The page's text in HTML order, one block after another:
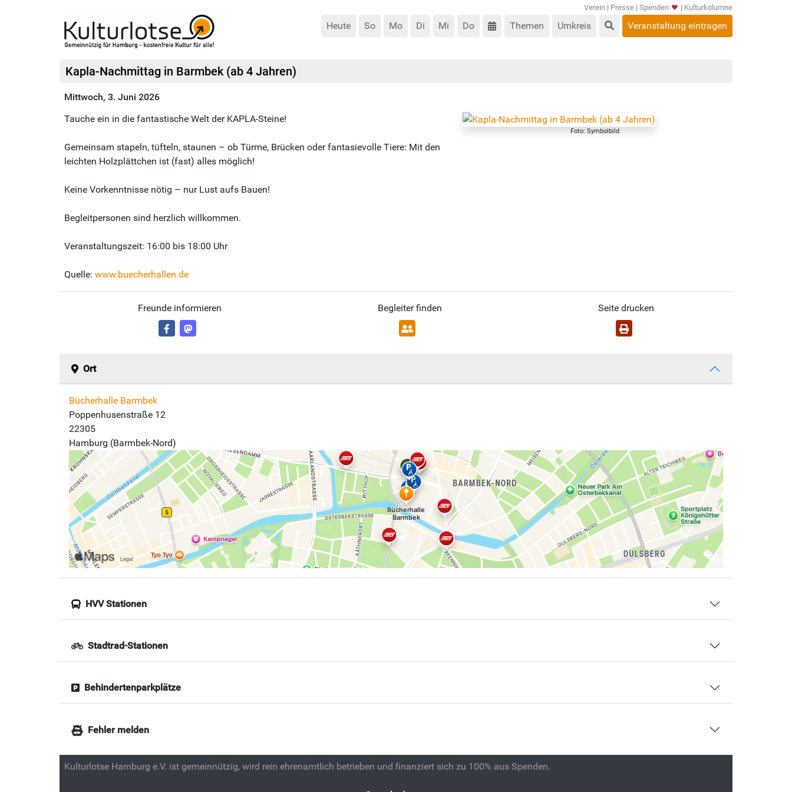
Verein | Presse | Spenden | Kulturkolumne
Heute So Mo Di Mi Do Themen Umkreis Veranstaltung eintragen
Kapla-Nachmittag in Barmbek (ab 4 Jahren)
Mittwoch, 3. Juni 2026
Foto: Symbolbild
Tauche ein in die fantastische Welt der KAPLA-Steine!
Gemeinsam stapeln, tüfteln, staunen – ob Türme, Brücken oder fantasievolle Tiere: Mit den
leichten Holzplättchen ist (fast) alles möglich!
Keine Vorkenntnisse nötig – nur Lust aufs Bauen!
Begleitpersonen sind herzlich willkommen.
Veranstaltungszeit: 16:00 bis 18:00 Uhr
Quelle: www.buecherhallen.de
Freunde informieren Begleiter finden Seite drucken
Ort
Bücherhalle Barmbek
Poppenhusenstraße 12
22305
Hamburg (Barmbek-Nord)
HVV Stationen
Stadtrad-Stationen
Behindertenparkplätze
Fehler melden
Kulturlotse Hamburg e.V. ist gemeinnützig, wird rein ehrenamtlich betrieben und finanziert sich zu 100% aus Spenden.